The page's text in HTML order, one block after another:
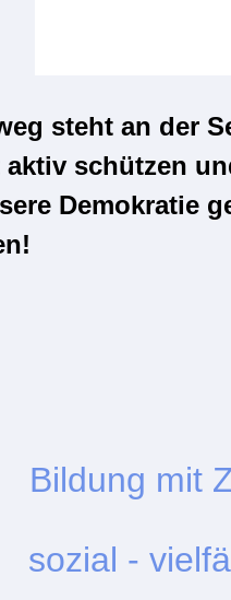
steht an der
schützen
Demokratie
Bildung mit
sozial -